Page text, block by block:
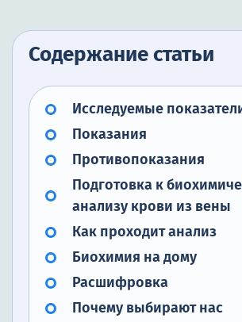
Содержание статьи
Исследуемые
Показания
Противопоказания
Подготовка к
анализу крови из вены
Как проходит анализ
Биохимия на дому
Расшифровка
Почему выбирают нас